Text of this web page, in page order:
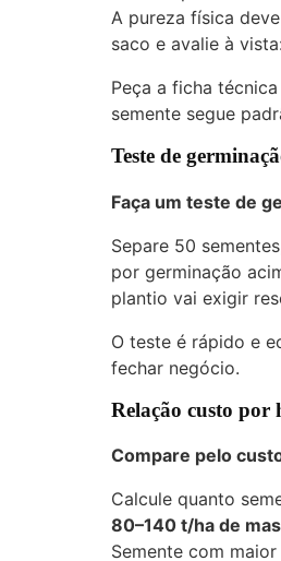
A pureza física
saco e avalie à
Peça a ficha
semente segue
Teste de
Faça um teste de
Separe 50
por germinação
plantio vai exigir
O teste é rápido e
fechar negócio.
Relação custo por
Compare pelo
Calcule quanto
80–140 t/ha de
Semente com